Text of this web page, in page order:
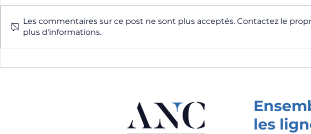
Taylormade Recrutement -
Covéa PJ - Partenaire de
Les commentaires sur ce post ne sont plus acceptés. Contactez le
plus d'informations.
les